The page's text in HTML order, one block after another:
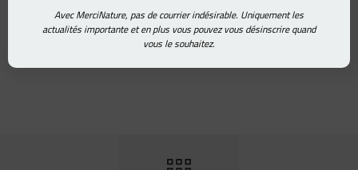
Avec MerciNature, pas de courrier indésirable. Uniquement les
actualités importante et en plus vous pouvez vous désinscrire quand
vous le souhaitez.